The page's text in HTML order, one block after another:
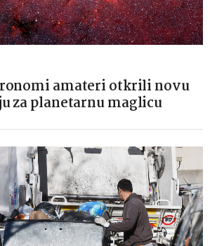
amateri otkrili novu
za planetarnu maglicu